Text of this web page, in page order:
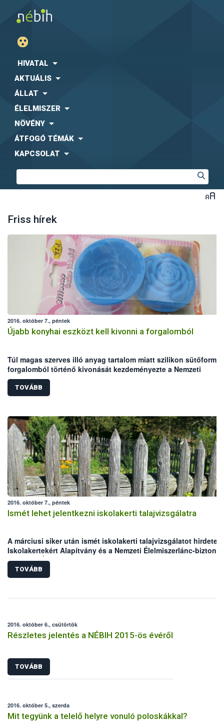
HIVATAL
AKTUÁLIS
ÁLLAT
ÉLELMISZER
NÖVÉNY
ÁTFOGÓ TÉMÁK
KAPCSOLAT
Friss hírek
2016. október 7., péntek
Újabb konyhai eszközt kell kivonni a forgalomból
Túl magas szerves illó anyag tartalom miatt szilikon sütőforma
forgalomból történő kivonását kezdeményezte a Nemzeti
Élelmiszerlánc-biztonsági Hivatal.
TOVÁBB
2016. október 7., péntek
Ismét lehet jelentkezni iskolakerti talajvizsgálatra
A márciusi siker után ismét iskolakerti talajvizsgálatot hirdetett
Iskolakertekért Alapítvány és a Nemzeti Élelmiszerlánc-
Hivatal (NÉBIH). A kezdeményezés célja, hogy az iskolákban
megfelelő és biztonságos talajon tanulhassák meg a gyerekek
növénytermesztés alapjait. A programra október 22-ig várják a
TOVÁBB
2016. október 6., csütörtök
Részletes jelentés a NÉBIH 2015-ös évéről
TOVÁBB
2016. október 5., szerda
Mit tegyünk a telelő helyre vonuló poloskákkal?